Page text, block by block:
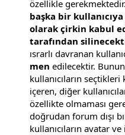
özellikle gerekmektedir.
başka bir
olarak çirkin kabul
tarafından
ısrarlı davranan
men edilecektir.
kullanıcıların
içeren, diğer
özellikte olmaması
doğrudan forum dışı
kullanıcıların avatar